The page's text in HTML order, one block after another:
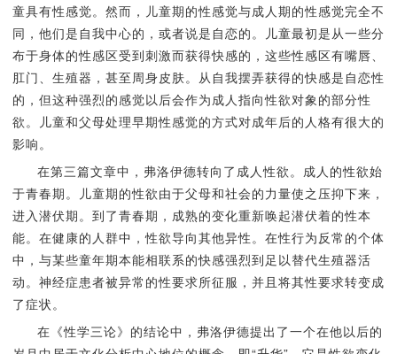
童具有性感觉。然而，儿童期的性感觉与成人期的性感觉完全不
同，他们是自我中心的，或者说是自恋的。儿童最初是从一些分
布于身体的性感区受到刺激而获得快感的，这些性感区有嘴唇、
肛门、生殖器，甚至周身皮肤。从自我摆弄获得的快感是自恋性
的，但这种强烈的感觉以后会作为成人指向性欲对象的部分性
欲。儿童和父母处理早期性感觉的方式对成年后的人格有很大的
影响。
在第三篇文章中，弗洛伊德转向了成人性欲。成人的性欲始
于青春期。儿童期的性欲由于父母和社会的力量使之压抑下来，
进入潜伏期。到了青春期，成熟的变化重新唤起潜伏着的性本
能。在健康的人群中，性欲导向其他异性。在性行为反常的个体
中，与某些童年期本能相联系的快感强烈到足以替代生殖器活
动。神经症患者被异常的性要求所征服，并且将其性要求转变成
了症状。
在《性学三论》的结论中，弗洛伊德提出了一个在他以后的